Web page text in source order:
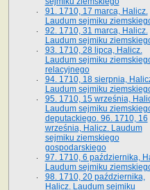
91. 1710, 17 marca, Halicz.
Laudum sejmiku
92. 1710, 31 marca, Halicz.
Laudum sejmiku
93. 1710, 28 lipca, Halicz.
Laudum sejmiku
relacyjnego
94. 1710, 18 sierpnia,
Laudum sejmiku
95. 1710, 15 września,
Laudum sejmiku
deputackiego. 96. 1710, 16
września, Halicz. Laudum
sejmiku ziemskiego
gospodarskiego
97. 1710, 6 października,
Laudum sejmiku
98. 1710, 20 października,
Halicz. Laudum sejmiku